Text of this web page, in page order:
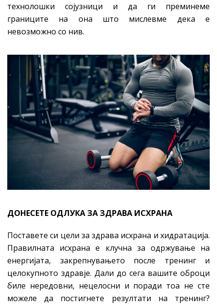
технолошки сојузници и да ги преминеме
границите на она што мислевме дека е
невозможно со нив.
ДОНЕСЕТЕ ОДЛУКА ЗА ЗДРАВА ИСХРАНА
Поставете си цели за здрава исхрана и хидратација.
Правилната исхрана е клучна за одржување на
енергијата, закрепнувањето после тренинг и
целокупното здравје. Дали до сега вашите оброци
биле нередовни, нецелосни и поради тоа не сте
можеле да постигнете резултати на тренинг?